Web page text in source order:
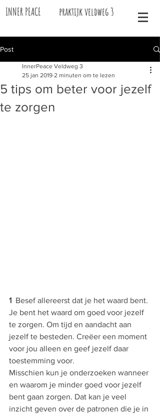
INNER PEACE praktijk veldweg 3
Post
5 tips om beter voor jezelf
te zorgen
InnerPeace Veldweg 3
25 jan 2019 2 minuten om te lezen
1
  Besef allereerst dat je het waard bent.
Je bent het waard om goed voor jezelf
te zorgen. Om tijd en aandacht aan
jezelf te besteden. Creëer een moment
voor jou alleen en geef jezelf daar
toestemming voor.
Misschien kun je onderzoeken wanneer
en waarom je minder goed voor jezelf
bent gaan zorgen. Dat kan je veel
inzicht geven over de patronen die je in